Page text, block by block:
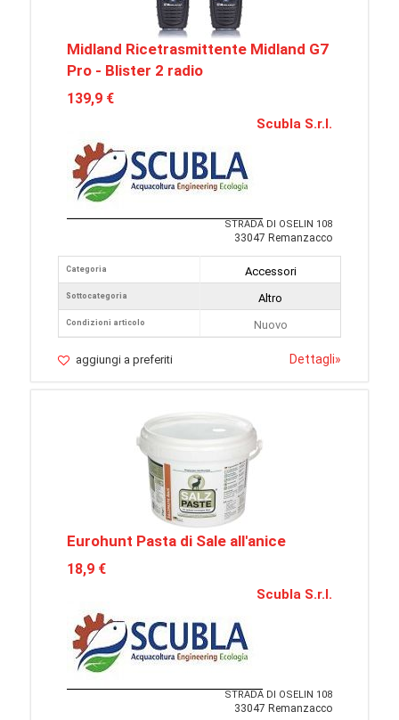
Midland Ricetrasmittente Midland G7
Pro - Blister 2 radio
139,9 €
Scubla S.r.l.
STRADA DI OSELIN 108
33047 Remanzacco
Categoria
Sottocategoria
Condizioni articolo
Accessori
Altro
Nuovo
aggiungi a preferiti Dettagli»
Eurohunt Pasta di Sale all'anice
18,9 €
Scubla S.r.l.
STRADA DI OSELIN 108
33047 Remanzacco